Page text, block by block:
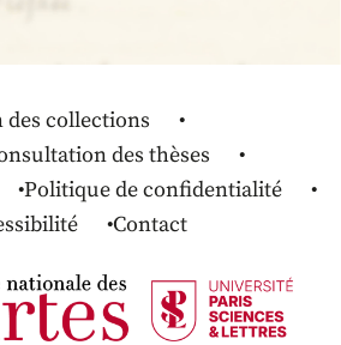
des collections
des thèses
Politique de confidentialité
Contact